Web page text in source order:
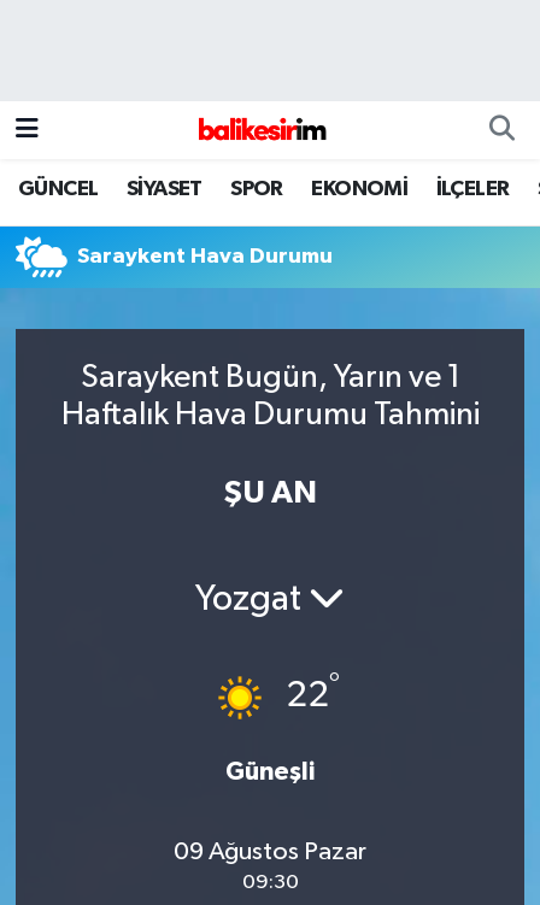
GÜNCEL SİYASET SPOR EKONOMİ İLÇELER
Saraykent Hava Durumu
Saraykent Bugün, Yarın ve 1
Haftalık Hava Durumu Tahmini
ŞU AN
Yozgat
22°
Güneşli
09 Ağustos Pazar
09:30